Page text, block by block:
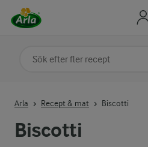
Biscotti
Arla Recept & mat Biscotti
Sök på kategori eller ingrediens